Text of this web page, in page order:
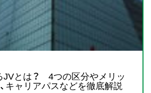
JVとは？ 4つの区分やメリッ
キャリアパスなどを徹底解説